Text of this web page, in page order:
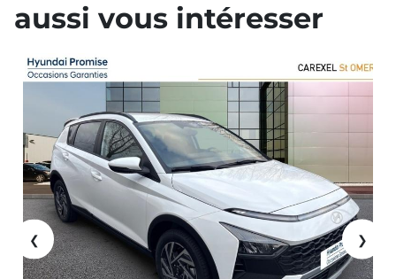
aussi vous intéresser
❮ ❯